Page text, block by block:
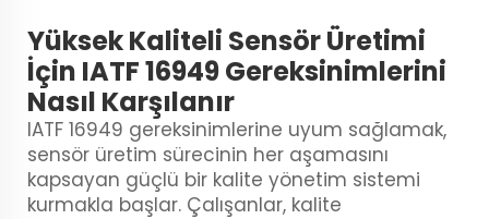
Yüksek Kaliteli Sensör Üretimi
İçin IATF 16949 Gereksinimlerini
Nasıl Karşılanır
IATF 16949 gereksinimlerine uyum sağlamak,
sensör üretim sürecinin her aşamasını
kapsayan güçlü bir kalite yönetim sistemi
kurmakla başlar. Çalışanlar, kalite